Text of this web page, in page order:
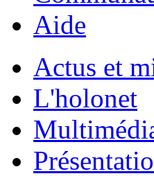
Aide
Actus et
L'holonet